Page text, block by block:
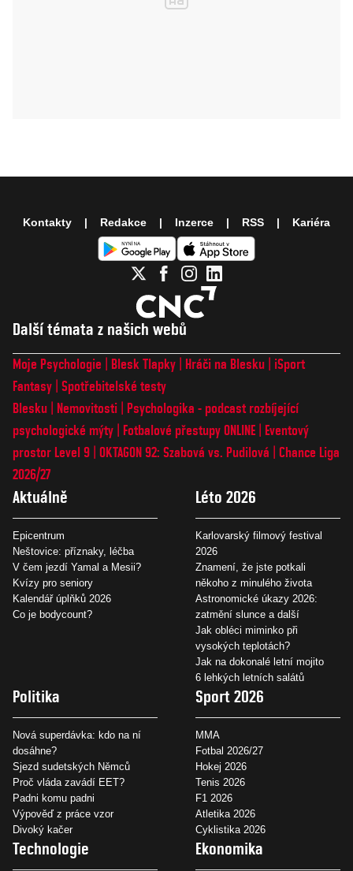
Další témata z našich webů
Moje Psychologie Blesk Tlapky Hráči na Blesku
iSport
Fantasy Spotřebitelské testy
Blesku
Nemovitosti
Psychologika - podcast rozbíjející
psychologické mýty
Fotbalové přestupy ONLINE
Eventový
prostor Level 9 OKTAGON 92: Szabová vs. Pudilová
Chance Liga
2026/27
Aktuálně
Epicentrum
Neštovice: příznaky, léčba
V čem jezdí Yamal a Mesii?
Kvízy pro seniory
Kalendář úplňků 2026
Co je bodycount?
Léto 2026
Karlovarský filmový festival
2026
Znamení, že jste potkali
někoho z minulého života
Astronomické úkazy 2026:
zatmění slunce a další
Jak obléci miminko při
vysokých teplotách?
Jak na dokonalé letní mojito
6 lehkých letních salátů
Politika
Nová superdávka: kdo na ní
dosáhne?
Sjezd sudetských Němců
Proč vláda zavádí EET?
Padni komu padni
Výpověď z práce vzor
Divoký kačer
Sport 2026
MMA
Fotbal 2026/27
Hokej 2026
Tenis 2026
F1 2026
Atletika 2026
Cyklistika 2026
Technologie Ekonomika
Kontakty Redakce Inzerce RSS Kariéra